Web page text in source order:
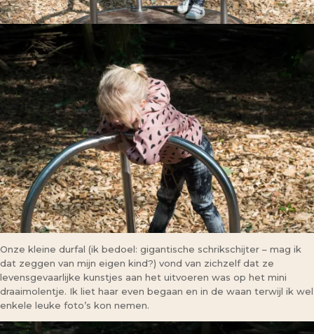
Onze kleine durfal (ik bedoel: gigantische schrikschijter – mag ik
dat zeggen van mijn eigen kind?) vond van zichzelf dat ze
levensgevaarlijke kunstjes aan het uitvoeren was op het mini
draaimolentje. Ik liet haar even begaan en in de waan terwijl ik wel
enkele leuke foto’s kon nemen.